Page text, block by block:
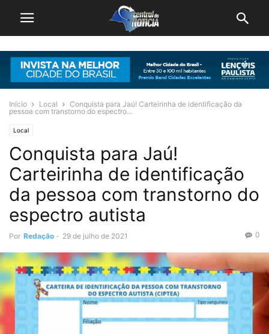
Início Local
Conquista para Jaú! Carteirinha de identificação da
pessoa com transtorno do espectro...
Local
Conquista para Jaú!
Carteirinha de identificação
da pessoa com transtorno do
espectro autista
Por Redação - 29 de julho de 2021 0